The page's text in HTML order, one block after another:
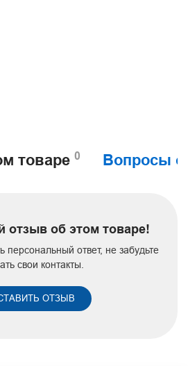
товаре 0 Вопросы
отзыв об этом товаре!
персональный ответ, не забудьте
свои контакты.
ОТЗЫВ